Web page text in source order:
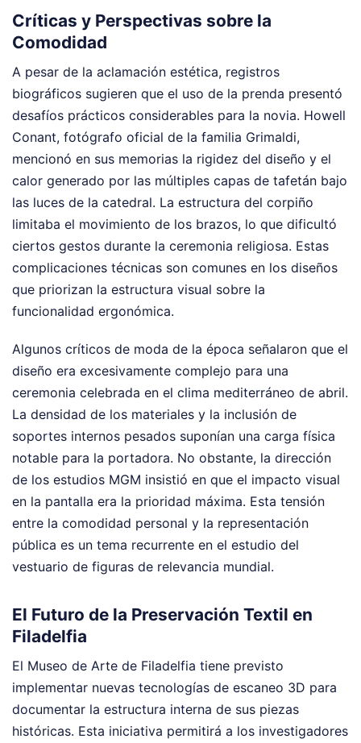
Críticas y Perspectivas sobre la
Comodidad
A pesar de la aclamación estética, registros
biográficos sugieren que el uso de la prenda presentó
desafíos prácticos considerables para la novia. Howell
Conant, fotógrafo oficial de la familia Grimaldi,
mencionó en sus memorias la rigidez del diseño y el
calor generado por las múltiples capas de tafetán bajo
las luces de la catedral. La estructura del corpiño
limitaba el movimiento de los brazos, lo que dificultó
ciertos gestos durante la ceremonia religiosa. Estas
complicaciones técnicas son comunes en los diseños
que priorizan la estructura visual sobre la
funcionalidad ergonómica.
Algunos críticos de moda de la época señalaron que el
diseño era excesivamente complejo para una
ceremonia celebrada en el clima mediterráneo de abril.
La densidad de los materiales y la inclusión de
soportes internos pesados suponían una carga física
notable para la portadora. No obstante, la dirección
de los estudios MGM insistió en que el impacto visual
en la pantalla era la prioridad máxima. Esta tensión
entre la comodidad personal y la representación
pública es un tema recurrente en el estudio del
vestuario de figuras de relevancia mundial.
El Futuro de la Preservación Textil en
Filadelfia
El Museo de Arte de Filadelfia tiene previsto
implementar nuevas tecnologías de escaneo 3D para
documentar la estructura interna de sus piezas
históricas. Esta iniciativa permitirá a los investigadores